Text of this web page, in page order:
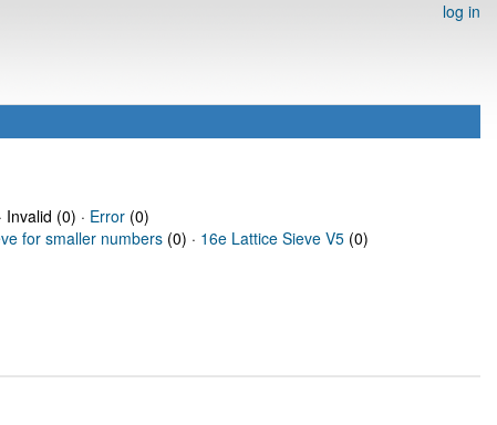
log in
Invalid (0) · Error(0)
for smaller numbers (0) · 16e Lattice Sieve V5 (0)